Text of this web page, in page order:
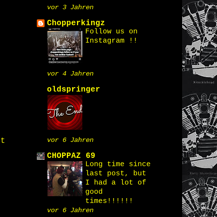
vor 3 Jahren
Chopperkingz
Follow us on
Instagram !!
vor 4 Jahren
oldspringer
vor 6 Jahren
CHOPPAZ 69
Long time since
last post, but
I had a lot of
good
times!!!!!!
vor 6 Jahren